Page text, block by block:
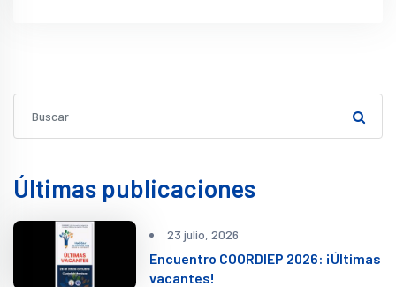
Últimas publicaciones
23 julio, 2026
Encuentro COORDIEP 2026: ¡Últimas
vacantes!